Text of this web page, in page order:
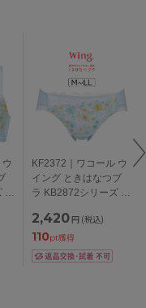
ブ
KF2372｜ワコール ウ
イング ときはなつブ
ラ KB2872シリーズ ス
M/L/LL
2,420 円 (税込)
110pt獲得